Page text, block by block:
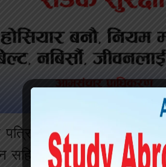
प्रथम पृष्ठमा
सहितको समाचार प्रकाशित